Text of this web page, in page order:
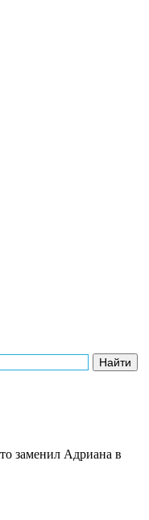
заменил Адриана в